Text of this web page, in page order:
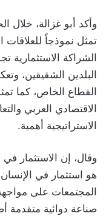
وأكد أبو غزالة، خلال
تمثل نموذجاً للعلاقات
الشراكة الاستثمارية
البلدين الشقيقين،
القطاع الخاص، كما
الاقتصادي العربي
الاستراتيجية أهمية.
وقال، إن الاستثمار في
هو استثمار في
المجتمعات على
صناعة دوائية متقدمة